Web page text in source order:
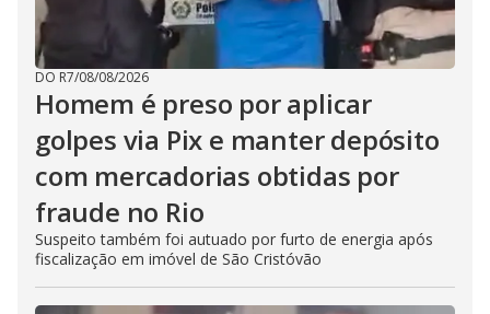
DO R7/08/08/2026
Homem é preso por aplicar
golpes via Pix e manter depósito
com mercadorias obtidas por
fraude no Rio
Suspeito também foi autuado por furto de energia após
fiscalização em imóvel de São Cristóvão